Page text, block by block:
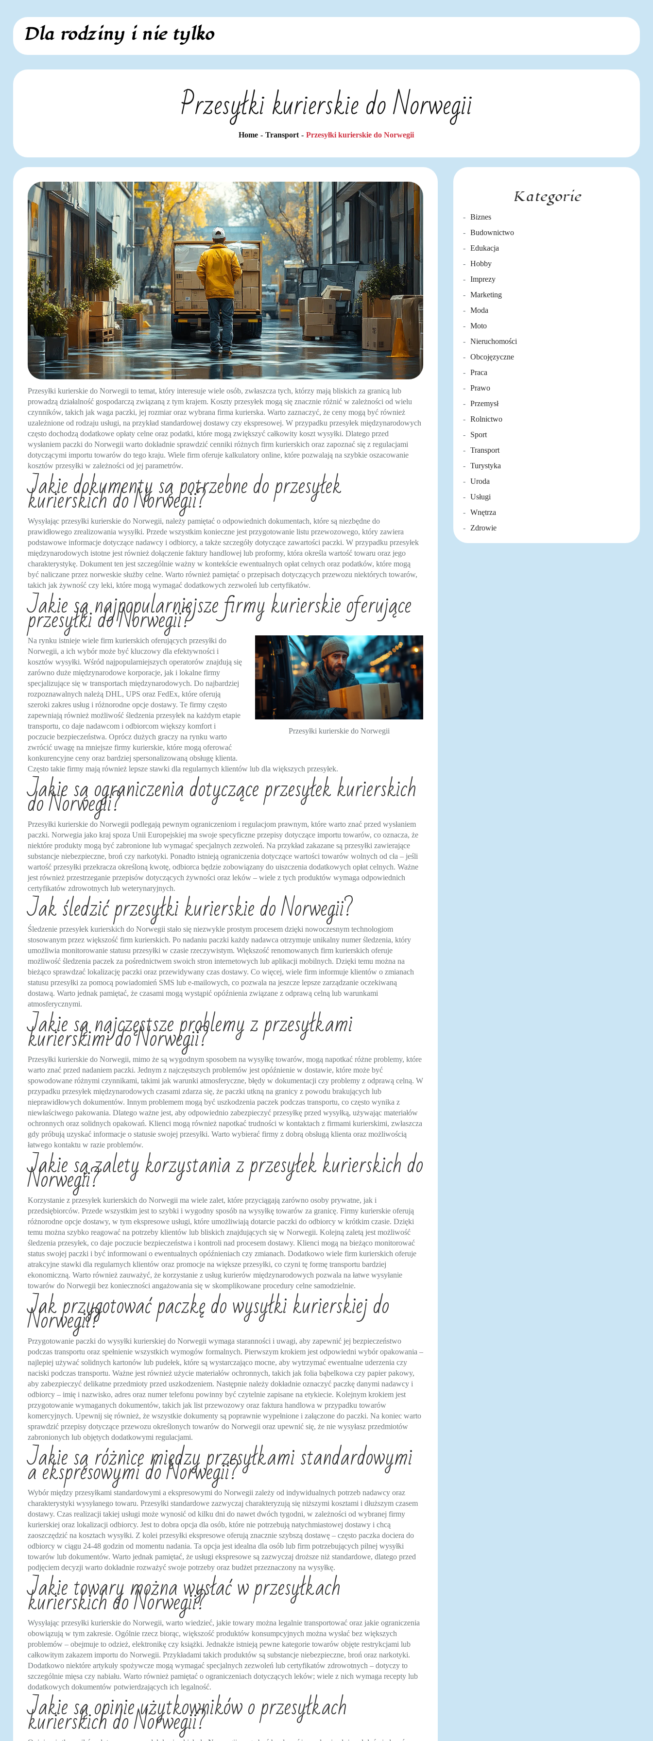
content
Dla rodziny i nie tylko
Przesyłki kurierskie do Norwegii
Home Transport Przesyłki kurierskie do Norwegii
Przesyłki kurierskie do Norwegii to temat, który interesuje wiele osób, zwłaszcza tych, którzy mają bliskich za granicą lub
prowadzą działalność gospodarczą związaną z tym krajem. Koszty przesyłek mogą się znacznie różnić w zależności od wielu
czynników, takich jak waga paczki, jej rozmiar oraz wybrana firma kurierska. Warto zaznaczyć, że ceny mogą być również
uzależnione od rodzaju usługi, na przykład standardowej dostawy czy ekspresowej. W przypadku przesyłek międzynarodowych
często dochodzą dodatkowe opłaty celne oraz podatki, które mogą zwiększyć całkowity koszt wysyłki. Dlatego przed
wysłaniem paczki do Norwegii warto dokładnie sprawdzić cenniki różnych firm kurierskich oraz zapoznać się z regulacjami
dotyczącymi importu towarów do tego kraju. Wiele firm oferuje kalkulatory online, które pozwalają na szybkie oszacowanie
kosztów przesyłki w zależności od jej parametrów.
Jakie dokumenty są potrzebne do przesyłek
kurierskich do Norwegii?
Wysyłając przesyłki kurierskie do Norwegii, należy pamiętać o odpowiednich dokumentach, które są niezbędne do
prawidłowego zrealizowania wysyłki. Przede wszystkim konieczne jest przygotowanie listu przewozowego, który zawiera
podstawowe informacje dotyczące nadawcy i odbiorcy, a także szczegóły dotyczące zawartości paczki. W przypadku przesyłek
międzynarodowych istotne jest również dołączenie faktury handlowej lub proformy, która określa wartość towaru oraz jego
charakterystykę. Dokument ten jest szczególnie ważny w kontekście ewentualnych opłat celnych oraz podatków, które mogą
być naliczane przez norweskie służby celne. Warto również pamiętać o przepisach dotyczących przewozu niektórych towarów,
takich jak żywność czy leki, które mogą wymagać dodatkowych zezwoleń lub certyfikatów.
Jakie są najpopularniejsze firmy kurierskie oferujące
przesyłki do Norwegii?
Przesyłki kurierskie do Norwegii
Na rynku istnieje wiele firm kurierskich oferujących przesyłki do
Norwegii, a ich wybór może być kluczowy dla efektywności i
kosztów wysyłki. Wśród najpopularniejszych operatorów znajdują się
zarówno duże międzynarodowe korporacje, jak i lokalne firmy
specjalizujące się w transportach międzynarodowych. Do najbardziej
rozpoznawalnych należą DHL, UPS oraz FedEx, które oferują
szeroki zakres usług i różnorodne opcje dostawy. Te firmy często
zapewniają również możliwość śledzenia przesyłek na każdym etapie
transportu, co daje nadawcom i odbiorcom większy komfort i
poczucie bezpieczeństwa. Oprócz dużych graczy na rynku warto
zwrócić uwagę na mniejsze firmy kurierskie, które mogą oferować
konkurencyjne ceny oraz bardziej spersonalizowaną obsługę klienta.
Często takie firmy mają również lepsze stawki dla regularnych klientów lub dla większych przesyłek.
Jakie są ograniczenia dotyczące przesyłek kurierskich
do Norwegii?
Przesyłki kurierskie do Norwegii podlegają pewnym ograniczeniom i regulacjom prawnym, które warto znać przed wysłaniem
paczki. Norwegia jako kraj spoza Unii Europejskiej ma swoje specyficzne przepisy dotyczące importu towarów, co oznacza, że
niektóre produkty mogą być zabronione lub wymagać specjalnych zezwoleń. Na przykład zakazane są przesyłki zawierające
substancje niebezpieczne, broń czy narkotyki. Ponadto istnieją ograniczenia dotyczące wartości towarów wolnych od cła – jeśli
wartość przesyłki przekracza określoną kwotę, odbiorca będzie zobowiązany do uiszczenia dodatkowych opłat celnych. Ważne
jest również przestrzeganie przepisów dotyczących żywności oraz leków – wiele z tych produktów wymaga odpowiednich
certyfikatów zdrowotnych lub weterynaryjnych.
Jak śledzić przesyłki kurierskie do Norwegii?
Śledzenie przesyłek kurierskich do Norwegii stało się niezwykle prostym procesem dzięki nowoczesnym technologiom
stosowanym przez większość firm kurierskich. Po nadaniu paczki każdy nadawca otrzymuje unikalny numer śledzenia, który
umożliwia monitorowanie statusu przesyłki w czasie rzeczywistym. Większość renomowanych firm kurierskich oferuje
możliwość śledzenia paczek za pośrednictwem swoich stron internetowych lub aplikacji mobilnych. Dzięki temu można na
bieżąco sprawdzać lokalizację paczki oraz przewidywany czas dostawy. Co więcej, wiele firm informuje klientów o zmianach
statusu przesyłki za pomocą powiadomień SMS lub e-mailowych, co pozwala na jeszcze lepsze zarządzanie oczekiwaną
dostawą. Warto jednak pamiętać, że czasami mogą wystąpić opóźnienia związane z odprawą celną lub warunkami
atmosferycznymi.
Jakie są najczęstsze problemy z przesyłkami
kurierskimi do Norwegii?
Przesyłki kurierskie do Norwegii, mimo że są wygodnym sposobem na wysyłkę towarów, mogą napotkać różne problemy, które
warto znać przed nadaniem paczki. Jednym z najczęstszych problemów jest opóźnienie w dostawie, które może być
spowodowane różnymi czynnikami, takimi jak warunki atmosferyczne, błędy w dokumentacji czy problemy z odprawą celną. W
przypadku przesyłek międzynarodowych czasami zdarza się, że paczki utkną na granicy z powodu brakujących lub
nieprawidłowych dokumentów. Innym problemem mogą być uszkodzenia paczek podczas transportu, co często wynika z
niewłaściwego pakowania. Dlatego ważne jest, aby odpowiednio zabezpieczyć przesyłkę przed wysyłką, używając materiałów
ochronnych oraz solidnych opakowań. Klienci mogą również napotkać trudności w kontaktach z firmami kurierskimi, zwłaszcza
gdy próbują uzyskać informacje o statusie swojej przesyłki. Warto wybierać firmy z dobrą obsługą klienta oraz możliwością
łatwego kontaktu w razie problemów.
Jakie są zalety korzystania z przesyłek kurierskich do
Norwegii?
Korzystanie z przesyłek kurierskich do Norwegii ma wiele zalet, które przyciągają zarówno osoby prywatne, jak i
przedsiębiorców. Przede wszystkim jest to szybki i wygodny sposób na wysyłkę towarów za granicę. Firmy kurierskie oferują
różnorodne opcje dostawy, w tym ekspresowe usługi, które umożliwiają dotarcie paczki do odbiorcy w krótkim czasie. Dzięki
temu można szybko reagować na potrzeby klientów lub bliskich znajdujących się w Norwegii. Kolejną zaletą jest możliwość
śledzenia przesyłek, co daje poczucie bezpieczeństwa i kontroli nad procesem dostawy. Klienci mogą na bieżąco monitorować
status swojej paczki i być informowani o ewentualnych opóźnieniach czy zmianach. Dodatkowo wiele firm kurierskich oferuje
atrakcyjne stawki dla regularnych klientów oraz promocje na większe przesyłki, co czyni tę formę transportu bardziej
ekonomiczną. Warto również zauważyć, że korzystanie z usług kurierów międzynarodowych pozwala na łatwe wysyłanie
towarów do Norwegii bez konieczności angażowania się w skomplikowane procedury celne samodzielnie.
Jak przygotować paczkę do wysyłki kurierskiej do
Norwegii?
Przygotowanie paczki do wysyłki kurierskiej do Norwegii wymaga staranności i uwagi, aby zapewnić jej bezpieczeństwo
podczas transportu oraz spełnienie wszystkich wymogów formalnych. Pierwszym krokiem jest odpowiedni wybór opakowania –
najlepiej używać solidnych kartonów lub pudełek, które są wystarczająco mocne, aby wytrzymać ewentualne uderzenia czy
naciski podczas transportu. Ważne jest również użycie materiałów ochronnych, takich jak folia bąbelkowa czy papier pakowy,
aby zabezpieczyć delikatne przedmioty przed uszkodzeniem. Następnie należy dokładnie oznaczyć paczkę danymi nadawcy i
odbiorcy – imię i nazwisko, adres oraz numer telefonu powinny być czytelnie zapisane na etykiecie. Kolejnym krokiem jest
przygotowanie wymaganych dokumentów, takich jak list przewozowy oraz faktura handlowa w przypadku towarów
komercyjnych. Upewnij się również, że wszystkie dokumenty są poprawnie wypełnione i załączone do paczki. Na koniec warto
sprawdzić przepisy dotyczące przewozu określonych towarów do Norwegii oraz upewnić się, że nie wysyłasz przedmiotów
zabronionych lub objętych dodatkowymi regulacjami.
Jakie są różnice między przesyłkami standardowymi
a ekspresowymi do Norwegii?
Wybór między przesyłkami standardowymi a ekspresowymi do Norwegii zależy od indywidualnych potrzeb nadawcy oraz
charakterystyki wysyłanego towaru. Przesyłki standardowe zazwyczaj charakteryzują się niższymi kosztami i dłuższym czasem
dostawy. Czas realizacji takiej usługi może wynosić od kilku dni do nawet dwóch tygodni, w zależności od wybranej firmy
kurierskiej oraz lokalizacji odbiorcy. Jest to dobra opcja dla osób, które nie potrzebują natychmiastowej dostawy i chcą
zaoszczędzić na kosztach wysyłki. Z kolei przesyłki ekspresowe oferują znacznie szybszą dostawę – często paczka dociera do
odbiorcy w ciągu 24-48 godzin od momentu nadania. Ta opcja jest idealna dla osób lub firm potrzebujących pilnej wysyłki
towarów lub dokumentów. Warto jednak pamiętać, że usługi ekspresowe są zazwyczaj droższe niż standardowe, dlatego przed
podjęciem decyzji warto dokładnie rozważyć swoje potrzeby oraz budżet przeznaczony na wysyłkę.
Jakie towary można wysłać w przesyłkach
kurierskich do Norwegii?
Wysyłając przesyłki kurierskie do Norwegii, warto wiedzieć, jakie towary można legalnie transportować oraz jakie ograniczenia
obowiązują w tym zakresie. Ogólnie rzecz biorąc, większość produktów konsumpcyjnych można wysłać bez większych
problemów – obejmuje to odzież, elektronikę czy książki. Jednakże istnieją pewne kategorie towarów objęte restrykcjami lub
całkowitym zakazem importu do Norwegii. Przykładami takich produktów są substancje niebezpieczne, broń oraz narkotyki.
Dodatkowo niektóre artykuły spożywcze mogą wymagać specjalnych zezwoleń lub certyfikatów zdrowotnych – dotyczy to
szczególnie mięsa czy nabiału. Warto również pamiętać o ograniczeniach dotyczących leków; wiele z nich wymaga recepty lub
dodatkowych dokumentów potwierdzających ich legalność.
Jakie są opinie użytkowników o przesyłkach
kurierskich do Norwegii?
Kategorie
Biznes
Budownictwo
Edukacja
Hobby
Imprezy
Marketing
Moda
Moto
Nieruchomości
Obcojęzyczne
Praca
Prawo
Przemysł
Rolnictwo
Sport
Transport
Turystyka
Uroda
Usługi
Wnętrza
Zdrowie